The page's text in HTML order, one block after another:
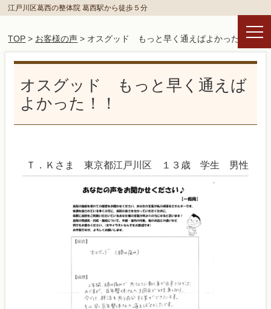
江戸川区葛西の整体院 葛西駅から徒歩５分
TOP > お客様の声 > オスグッド もっと早く通えばよかった！！
オスグッド もっと早く通えば
よかった！！
Ｔ．Ｋさま 東京都江戸川区 １３歳 学生 男性